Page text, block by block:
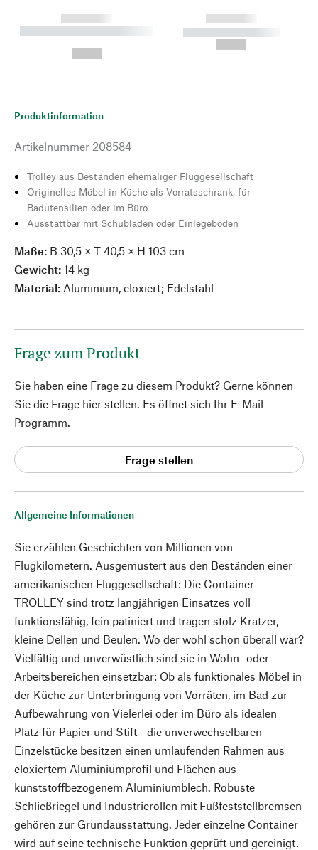
------------
----------- ----------- --------
------------
----------- -----------
Allgemeine Informationen
Sie erzählen Geschichten von Millionen von
Flugkilometern. Ausgemustert aus den Beständen einer
amerikanischen Fluggesellschaft: Die Container
TROLLEY sind trotz langjährigen Einsatzes voll
funktionsfähig, fein patiniert und tragen stolz Kratzer,
kleine Dellen und Beulen. Wo der wohl schon überall war?
Vielfältig und unverwüstlich sind sie in Wohn- oder
Arbeitsbereichen einsetzbar: Ob als funktionales Möbel in
der Küche zur Unterbringung von Vorräten, im Bad zur
Aufbewahrung von Vielerlei oder im Büro als idealen
Platz für Papier und Stift - die unverwechselbaren
Einzelstücke besitzen einen umlaufenden Rahmen aus
eloxiertem Aluminiumprofil und Flächen aus
kunststoffbezogenem Aluminiumblech. Robuste
Schließriegel und Industrierollen mit Fußfeststellbremsen
gehören zur Grundausstattung. Jeder einzelne Container
wird auf seine technische Funktion geprüft und gereinigt.
Produktinformation
Artikelnummer 208584
Trolley aus Beständen ehemaliger Fluggesellschaft
Originelles Möbel in Küche als Vorratsschrank, für
Badutensilien oder im Büro
Ausstattbar mit Schubladen oder Einlegeböden
Maße: B 30,5 × T 40,5 × H 103 cm
Gewicht: 14 kg
Material: Aluminium, eloxiert; Edelstahl
Frage zum Produkt
Sie haben eine Frage zu diesem Produkt? Gerne können
Sie die Frage hier stellen. Es öffnet sich Ihr E-Mail-
Programm.
Frage stellen